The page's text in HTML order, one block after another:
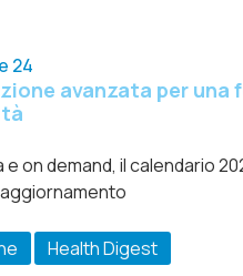
24
avanzata per una
on demand, il calendario
Health Digest